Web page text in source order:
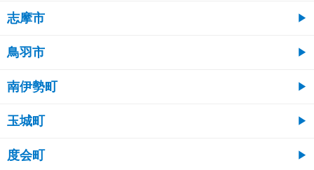
志摩市
鳥羽市
南伊勢町
玉城町
度会町